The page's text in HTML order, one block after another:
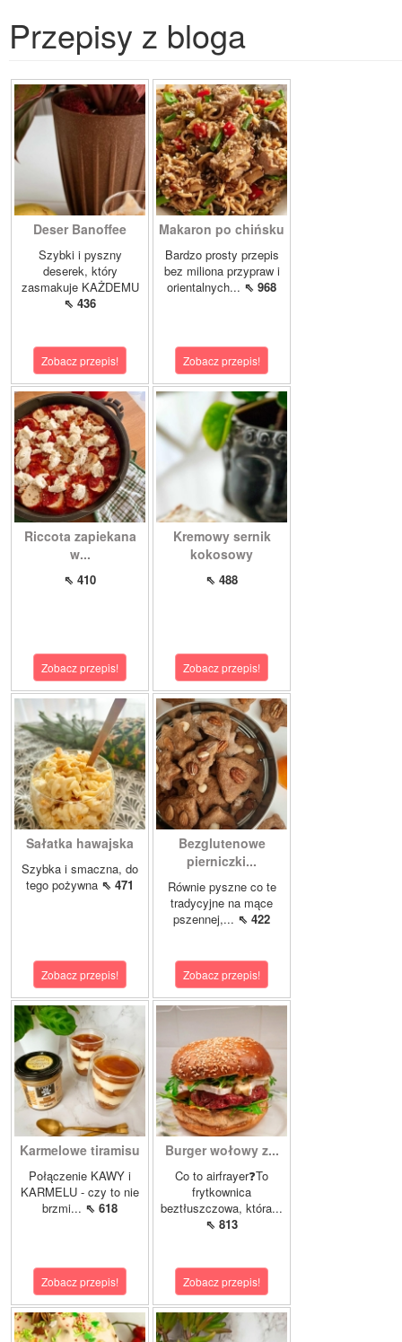
Przepisy z bloga
Deser Banoffee
Szybki i pyszny
deserek, który
zasmakuje KAŻDEMU
⇖ 436
Zobacz przepis!
Makaron po chińsku
Bardzo prosty przepis
bez miliona przypraw i
orientalnych... ⇖ 968
Zobacz przepis!
Riccota zapiekana
w...
⇖ 410
Zobacz przepis!
Kremowy sernik
kokosowy
⇖ 488
Zobacz przepis!
Sałatka hawajska
Szybka i smaczna, do
tego pożywna ⇖ 471
Zobacz przepis!
Bezglutenowe
pierniczki...
Równie pyszne co te
tradycyjne na mące
pszennej,... ⇖ 422
Zobacz przepis!
Karmelowe tiramisu
Połączenie KAWY i
KARMELU - czy to nie
brzmi... ⇖ 618
Zobacz przepis!
Burger wołowy z...
Co to airfrayer❓To
frytkownica
beztłuszczowa, która...
⇖ 813
Zobacz przepis!